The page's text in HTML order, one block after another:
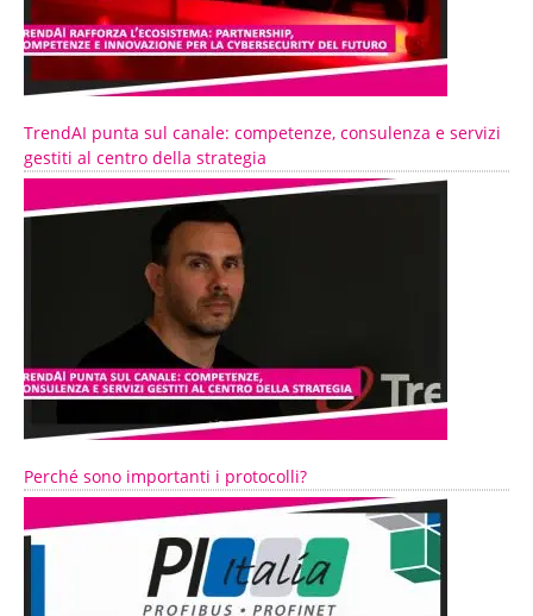
TrendAI punta sul canale: competenze, consulenza e servizi
gestiti al centro della strategia
Perché sono importanti i protocolli?